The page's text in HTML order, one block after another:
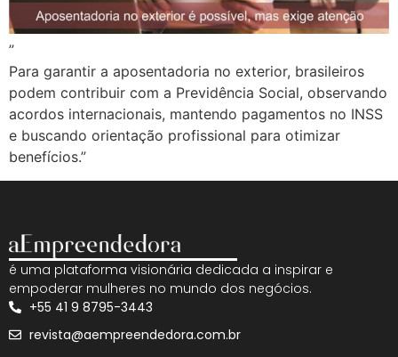
”
Para garantir a aposentadoria no exterior, brasileiros
podem contribuir com a Previdência Social, observando
acordos internacionais, mantendo pagamentos no INSS
e buscando orientação profissional para otimizar
benefícios.”
é uma plataforma visionária dedicada a inspirar e
empoderar mulheres no mundo dos negócios.
+55 41 9 8795-3443
revista@aempreendedora.com.br